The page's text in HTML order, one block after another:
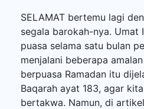
SELAMAT bertemu lagi
segala barokah-nya. Umat
puasa selama satu bulan
menjalani beberapa
berpuasa Ramadan itu
Baqarah ayat 183, agar
bertakwa. Namun, di